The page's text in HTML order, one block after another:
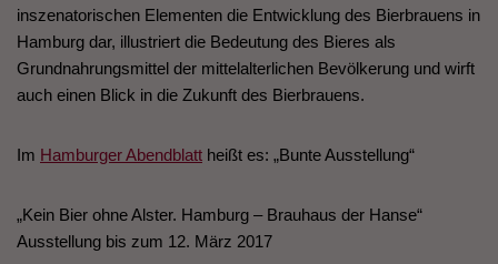
inszenatorischen Elementen die Entwicklung des Bierbrauens in
Hamburg dar, illustriert die Bedeutung des Bieres als
Grundnahrungsmittel der mittelalterlichen Bevölkerung und wirft
auch einen Blick in die Zukunft des Bierbrauens.
Im Hamburger Abendblatt heißt es: „Bunte Ausstellung“
„Kein Bier ohne Alster. Hamburg – Brauhaus der Hanse“
Ausstellung bis zum 12. März 2017